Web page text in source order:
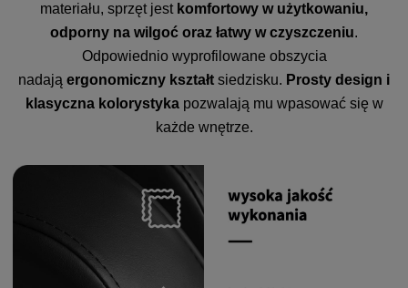
materiału, sprzęt jest komfortowy w użytkowaniu,
odporny na wilgoć oraz łatwy w czyszczeniu.
Odpowiednio wyprofilowane obszycia
nadają ergonomiczny kształt siedzisku. Prosty design i
klasyczna kolorystykapozwalają mu wpasować się w
każde wnętrze.